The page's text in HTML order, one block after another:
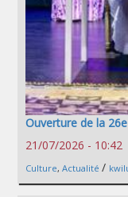
Ouverture de la
21/07/2026 - 10:42
Culture, Actualité /